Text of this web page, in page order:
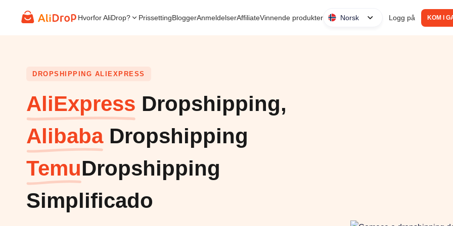
Hvorfor AliDrop? PrissettingBloggerAnmeldelserAffiliateVinnende produkter Norsk Logg på KOM I
DROPSHIPPING ALIEXPRESS
AliExpress Dropshipping,
AlibabaDropshipping
TemuDropshipping
Simplificado